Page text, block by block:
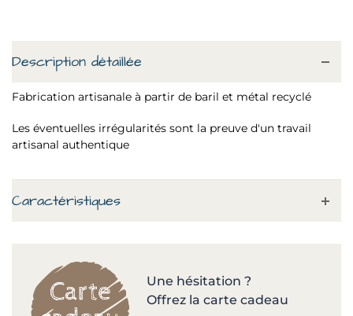
Description détaillée
Fabrication artisanale à partir de baril et métal recyclé
Les éventuelles irrégularités sont la preuve d'un travail
artisanal authentique
Caractéristiques
Une hésitation ?
Offrez la carte cadeau